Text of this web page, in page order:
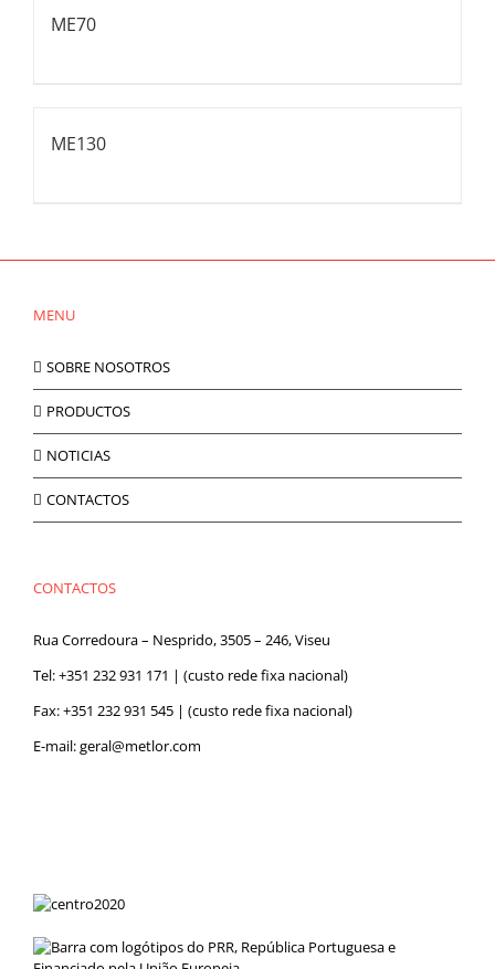
ME70
ME130
MENU
SOBRE NOSOTROS
PRODUCTOS
NOTICIAS
CONTACTOS
CONTACTOS
Rua Corredoura – Nesprido, 3505 – 246, Viseu
Tel:+351 232 931 171 | (custo rede fixa nacional)
Fax: +351 232 931 545 | (custo rede fixa nacional)
E-mail:geral@metlor.com